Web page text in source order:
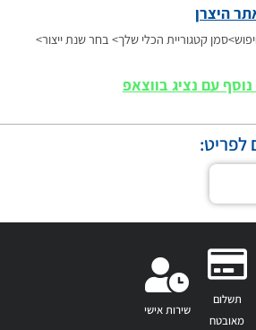
היצרן
קטגוריית הכלי שלך> בחר שנת ייצור>
עם נציג בווצאפ
לפריט:
תשלום
מאובטח
שירות אישי